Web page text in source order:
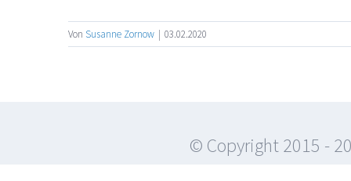
Von Susanne Zornow | 03.02.2020
© Copyright 2015 -